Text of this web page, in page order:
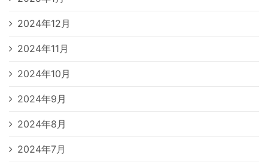
2024年12月
2024年11月
2024年10月
2024年9月
2024年8月
2024年7月